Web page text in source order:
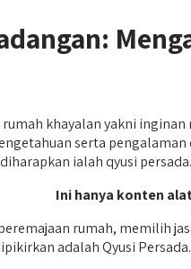
khayalan yakni
serta
ialah qyusi persada.
Ini hanya konten
rumah, memilih
adalah Qyusi Persada.